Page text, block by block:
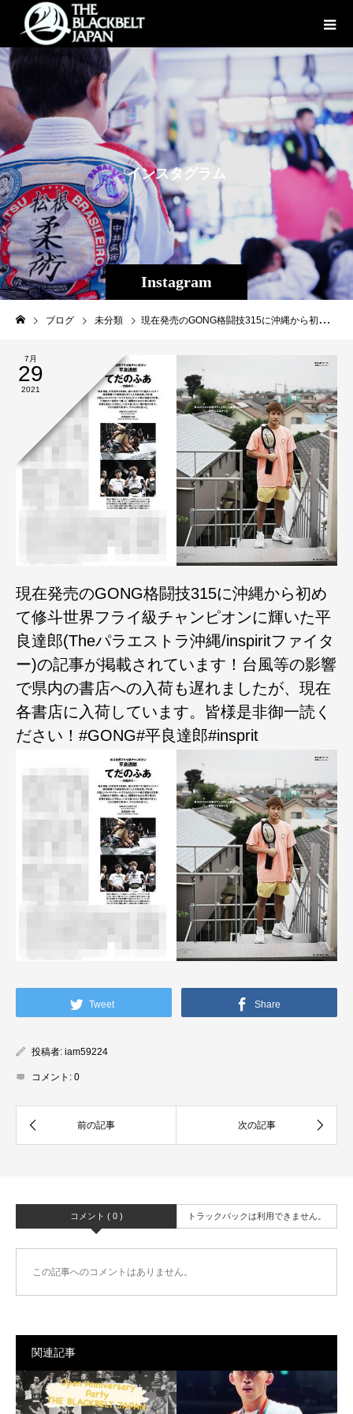
Instagram
インスタグラ ム
ブログ 未分類 現在発売のGONG格闘技315に沖縄から初めて修斗世界フライ級チャンピオンに輝いた平良達郎(Theパラエストラ沖縄/inspiritファイター)の記事が掲載されています！台風等の影響で県内の書店への入荷も遅れましたが、現在各書店に入荷しています。皆様是非御一読ください！#GONG#平良達郎#insprit
7月
29
2021
現在発売のGONG格闘技315に沖縄から初め
て修斗世界フライ級チャンピオンに輝いた平
良達郎(Theパラエストラ沖縄/inspiritファイタ
ー)の記事が掲載されています！台風等の影響
で県内の書店への入荷も遅れましたが、現在
各書店に入荷しています。皆様是非御一読く
ださい！#GONG#平良達郎#insprit
Tweet Share
投稿者: iam59224
コメント: 0
コメント ( 0 ) トラックバックは利用できません。
この記事へのコメントはありません。
関連記事